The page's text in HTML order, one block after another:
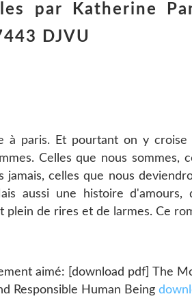
par Katherine
DJVU
à paris. Et pourtant on y
Celles que nous sommes,
jamais, celles que nous
aussi une histoire d'amours,
plein de rires et de larmes. Ce
aimé: [download pdf] The
Responsible Human Being